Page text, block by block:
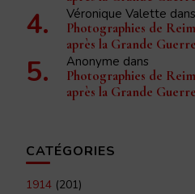
Véronique Valette dans
Photographies de
après la Grande Guerre
Anonyme dans
Photographies de
après la Grande Guerre
CATÉGORIES
1914 (201)